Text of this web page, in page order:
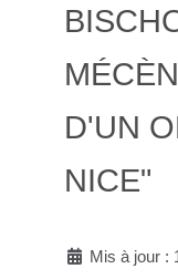
D'UN
NICE"
Mis à jour :